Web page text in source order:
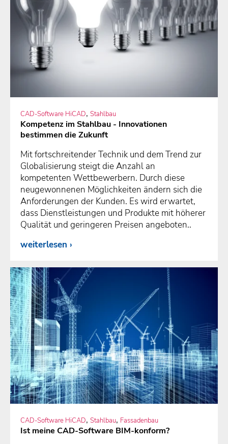
CAD-Software HiCAD, Stahlbau
Kompetenz im Stahlbau - Innovationen
bestimmen die Zukunft
Mit fortschreitender Technik und dem Trend zur
Globalisierung steigt die Anzahl an
kompetenten Wettbewerbern. Durch diese
neugewonnenen Möglichkeiten ändern sich die
Anforderungen der Kunden. Es wird erwartet,
dass Dienstleistungen und Produkte mit höherer
Qualität und geringeren Preisen angeboten..
weiterlesen
CAD-Software HiCAD, Stahlbau, Fassadenbau
Ist meine CAD-Software BIM-konform?